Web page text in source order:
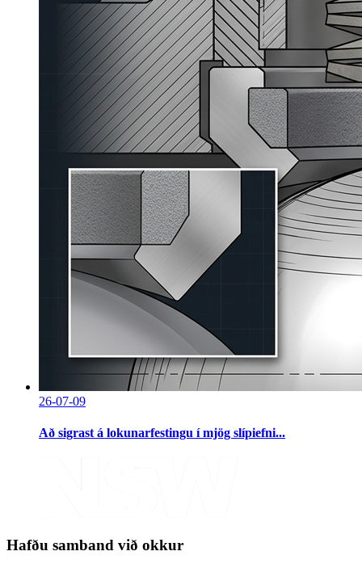
26-07-09
Að sigrast á lokunarfestingu í mjög slípiefni...
Hafðu samband við okkur